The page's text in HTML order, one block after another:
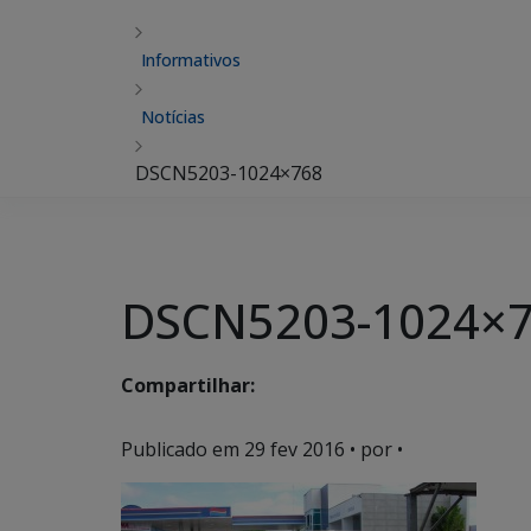
Informativos
Notícias
DSCN5203-1024×768
DSCN5203-
Compartilhar:
Publicado em 29 fev 2016 • por •